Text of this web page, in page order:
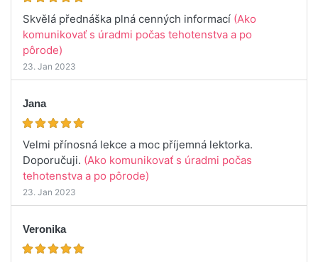
Skvělá přednáška plná cenných informací (Ako
komunikovať s úradmi počas tehotenstva a po
pôrode)
23. Jan 2023
Jana
Velmi přínosná lekce a moc příjemná lektorka.
Doporučuji. (Ako komunikovať s úradmi počas
tehotenstva a po pôrode)
23. Jan 2023
Veronika